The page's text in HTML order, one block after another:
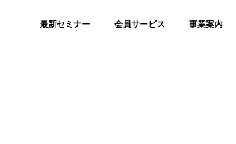
最新セミナー 会員サービス 事業案内